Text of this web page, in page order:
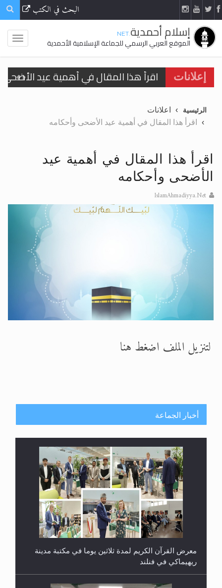
البحث في الكتب
إسلام أحمدية.NET
الموقع العربي الرسمي للجماعة الإسلامية الأحمدية
إعلانات
اقرأ هذا المقال في أهمية عيد
تعميم هامّ لأفراد الجماعة >> المزيد
اقرأ هذا الكتاب وتعرّف على حقيقة
الحجّ.. دلالات، حِكم، وأهداف >> المزيد
اقرأ هذا المقال في أهمية عيد
الرئيسية
اعلانات
اقرأ هذا المقال في أهمية عيد الأضحى وأحكامه
اقرأ هذا المقال في أهمية عيد
الأضحى وأحكامه
IslamAhmadiyya.Net
لتنزيل الملف اضغط هنا
أخبار الجماعة
معرض القرآن الكريم لمدة ثلاثين يوما في مكتبة مدينة
ريهيماكي في فنلند